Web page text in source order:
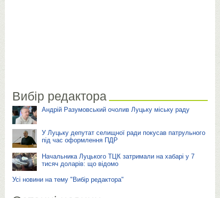
Вибір редактора
Андрій Разумовський очолив Луцьку міську раду
У Луцьку депутат селищної ради покусав патрульного
під час оформлення ПДР
Начальника Луцького ТЦК затримали на хабарі у 7
тисяч доларів: що відомо
Усі новини на тему "Вибір редактора"